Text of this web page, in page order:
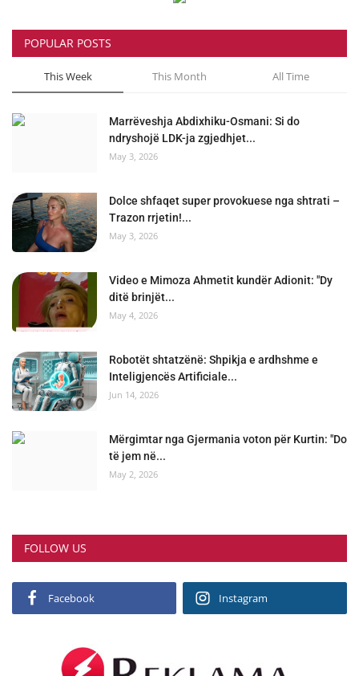
POPULAR POSTS
This Week This Month All Time
Marrëveshja Abdixhiku-Osmani: Si do
ndryshojë LDK-ja zgjedhjet...
May 3, 2026
Dolce shfaqet super provokuese nga shtrati –
Trazon rrjetin!...
May 3, 2026
Video e Mimoza Ahmetit kundër Adionit: "Dy
ditë brinjët...
May 4, 2026
Robotët shtatzënë: Shpikja e ardhshme e
Inteligjencës Artificiale...
Jun 14, 2026
Mërgimtar nga Gjermania voton për Kurtin: "Do
të jem në...
May 2, 2026
FOLLOW US
Facebook Instagram